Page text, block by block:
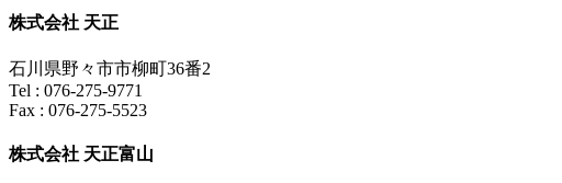
株式会社 天正
石川県野々市市柳町36番2
Tel : 076-275-9771
Fax : 076-275-5523
株式会社 天正富山